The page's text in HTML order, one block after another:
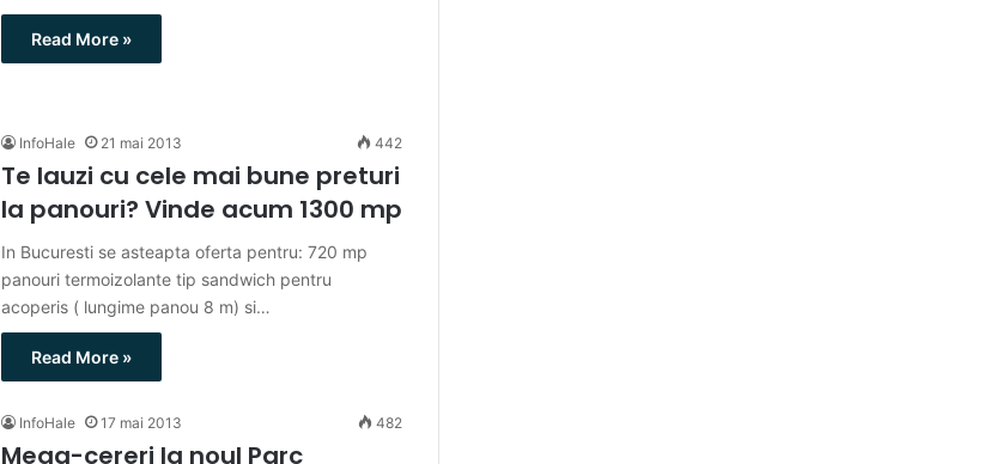
Read More »
InfoHale 21 mai 2013 442
Te lauzi cu cele mai bune preturi
la panouri? Vinde acum 1300 mp
In Bucuresti se asteapta oferta pentru: 720 mp
panouri termoizolante tip sandwich pentru
acoperis ( lungime panou 8 m) si…
Read More »
InfoHale 17 mai 2013 482
Mega-cereri la noul Parc